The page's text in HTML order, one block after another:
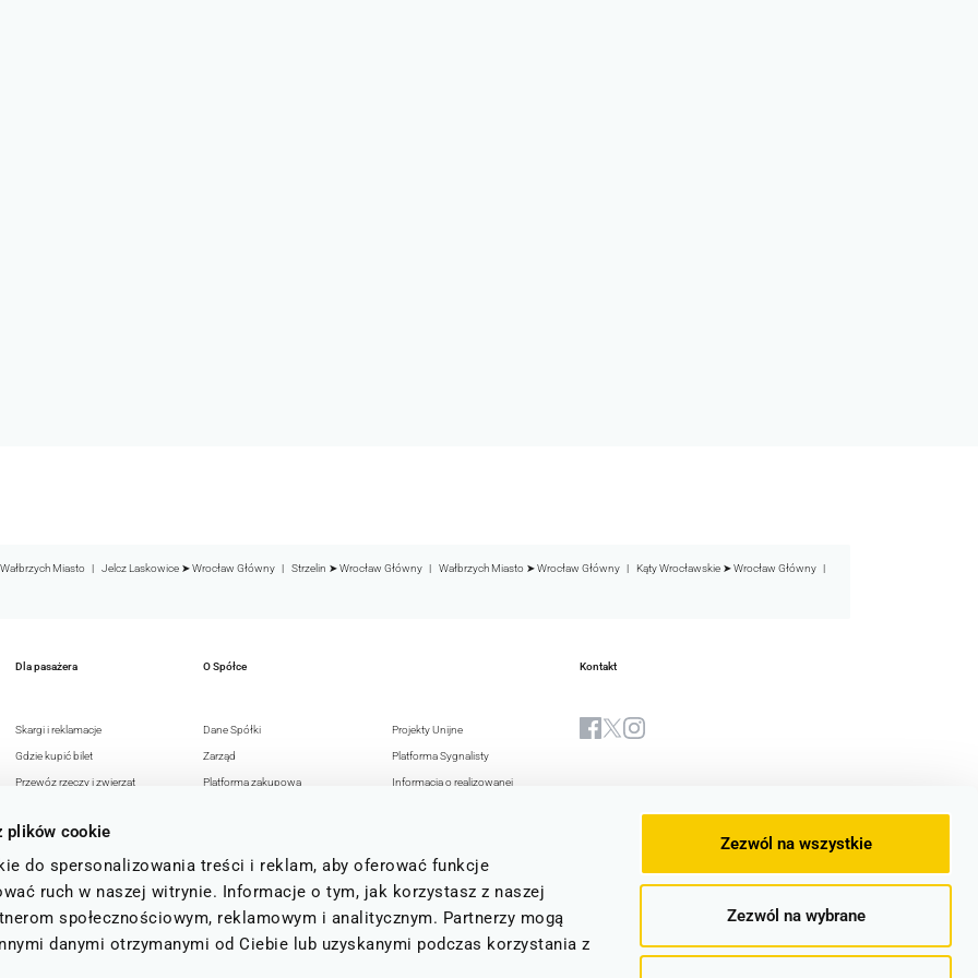
plików cookie
do spersonalizowania treści i reklam, aby oferować funkcje
ruch w naszej witrynie. Informacje o tym, jak korzystasz z naszej
społecznościowym, reklamowym i analitycznym. Partnerzy mogą
danymi otrzymanymi od Ciebie lub uzyskanymi podczas korzystania z
Zezwól na wszystkie
Zezwól na wybrane
Wałbrzych Miasto Jelcz Laskowice ➤ Wrocław Główny Strzelin ➤ Wrocław Główny Wałbrzych Miasto ➤ Wrocław Główny Kąty Wrocławskie ➤ Wrocław Główny
Dla pasażera
Skargi i reklamacje
Gdzie kupić bilet
Przewóz rzeczy i zwierząt
niepełnosprawnością
Bezpieczeństwo pasażerów
FAQ
O Spółce
Dane Spółki
Zarząd
Platforma zakupowa
Polityka prywatności
15 lat
Projekty Unijne
Platforma Sygnalisty
Informacja o realizowanej
Polityka Bezpieczeństwa
Informacji
Status i regulamin bocznic
kolejowych
Kontakt
Biuletyn Informacji Publicznej